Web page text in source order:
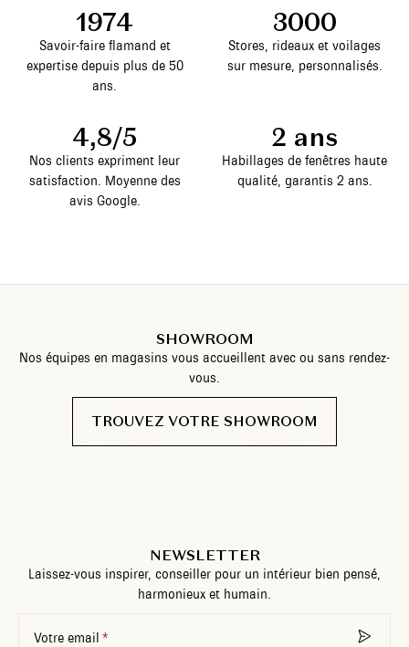
1974
Savoir-faire flamand et
expertise depuis plus de 50
ans.
3000
Stores, rideaux et voilages
sur mesure, personnalisés.
4,8/5
Nos clients expriment leur
satisfaction. Moyenne des
avis Google.
2 ans
Habillages de fenêtres haute
qualité, garantis 2 ans.
SHOWROOM
Nos équipes en magasins vous accueillent avec ou sans rendez-
vous.
TROUVEZ VOTRE SHOWROOM
NEWSLETTER
Laissez-vous inspirer, conseiller pour un intérieur bien pensé,
harmonieux et humain.
Votre email